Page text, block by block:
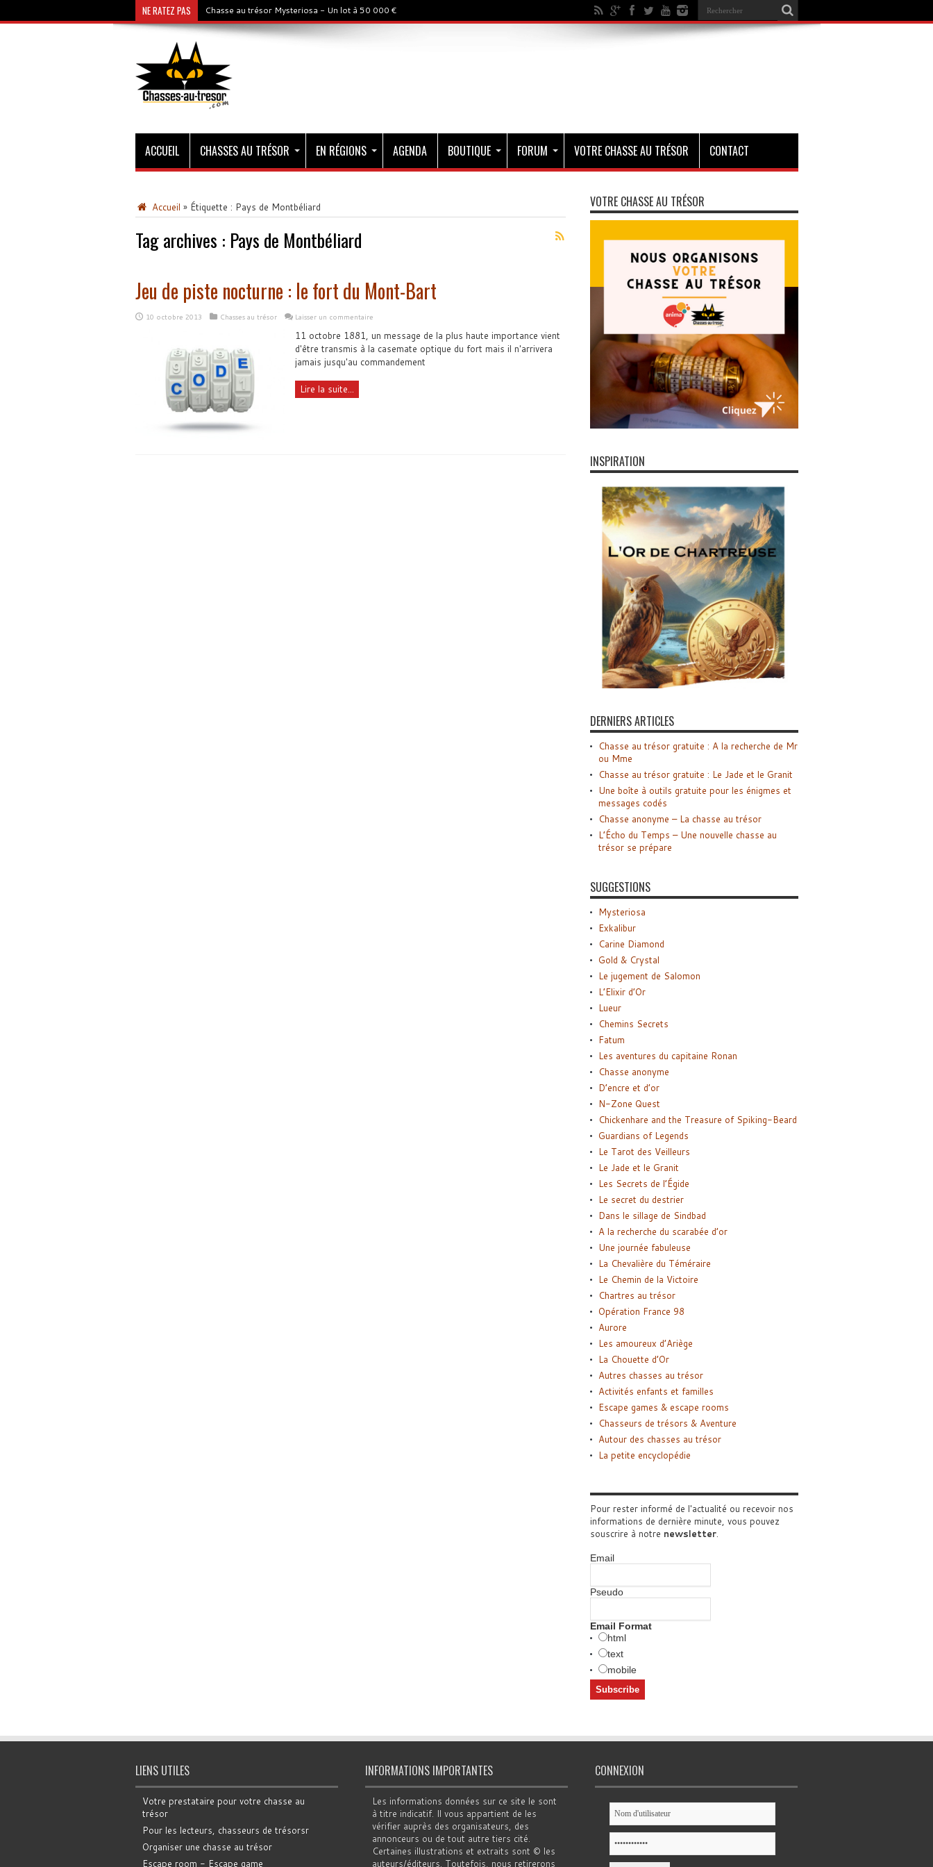
NE RATEZ PAS Chasse au trésor Mysteriosa - Un lot à 50 000 €
ACCUEIL CHASSES AU TRÉSOR EN RÉGIONS AGENDA BOUTIQUE FORUM VOTRE CHASSE AU TRÉSOR CONTACT
Accueil » Étiquette : Pays de Montbéliard
Tag archives : Pays de Montbéliard
Jeu de piste nocturne : le fort du Mont-Bart
10 octobre 2013 Chasses au trésor Laisser un commentaire
11 octobre 1881, un message de la plus haute importance vient
d'être transmis à la casemate optique du fort mais il n'arrivera
jamais jusqu'au commandement
Lire la suite...
VOTRE CHASSE AU TRÉSOR
INSPIRATION
DERNIERS ARTICLES
Chasse au trésor gratuite : A la recherche de Mr
ou Mme
Chasse au trésor gratuite : Le Jade et le Granit
Une boîte à outils gratuite pour les énigmes et
messages codés
Chasse anonyme – La chasse au trésor
L’Écho du Temps – Une nouvelle chasse au
trésor se prépare
SUGGESTIONS
Mysteriosa
Exkalibur
Carine Diamond
Gold & Crystal
Le jugement de Salomon
L’Elixir d’Or
Lueur
Chemins Secrets
Fatum
Les aventures du capitaine Ronan
Chasse anonyme
D’encre et d’or
N-Zone Quest
Chickenhare and the Treasure of Spiking-Beard
Guardians of Legends
Le Tarot des Veilleurs
Le Jade et le Granit
Les Secrets de l’Égide
Le secret du destrier
Dans le sillage de Sindbad
A la recherche du scarabée d’or
Une journée fabuleuse
La Chevalière du Téméraire
Le Chemin de la Victoire
Chartres au trésor
Opération France 98
Aurore
Les amoureux d’Ariège
La Chouette d’Or
Autres chasses au trésor
Activités enfants et familles
Escape games & escape rooms
Chasseurs de trésors & Aventure
Autour des chasses au trésor
La petite encyclopédie
Pour rester informé de l'actualité ou recevoir nos
informations de dernière minute, vous pouvez
souscrire à notre newsletter.
Email
Pseudo
Email Format
html
text
mobile
LIENS UTILES
Votre prestataire pour votre chasse au
trésor
Pour les lecteurs, chasseurs de trésorsr
Organiser une chasse au trésor
Escape room - Escape game
INFORMATIONS IMPORTANTES
Les informations données sur ce site le sont
à titre indicatif. Il vous appartient de les
vérifier auprès des organisateurs, des
annonceurs ou de tout autre tiers cité.
Certaines illustrations et extraits sont © les
auteurs/éditeurs. Toutefois, nous retirerons
CONNEXION